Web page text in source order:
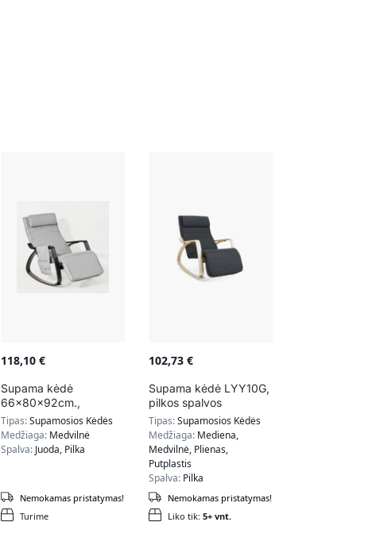
118,10€
Supama kėdė
66x80x92cm.,
pilkos/juodos spalvos
FST20-HG
Tipas:Supamosios Kėdės
Medžiaga: Medvilnė
Spalva: Juoda, Pilka
Turime
Nemokamas pristatymas!
102,73 €
Supama kėdė LYY10G,
pilkos spalvos
Tipas:Supamosios Kėdės
Medžiaga: Mediena,
Medvilnė, Plienas,
Putplastis
Spalva: Pilka
Liko tik: 5+ vnt.
Nemokamas pristatymas!